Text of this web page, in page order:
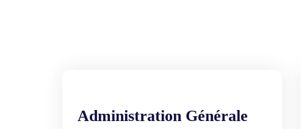
Administration Générale